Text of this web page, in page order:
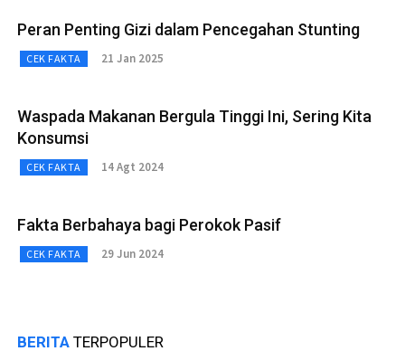
Peran Penting Gizi dalam Pencegahan Stunting
CEK FAKTA 21 Jan 2025
Waspada Makanan Bergula Tinggi Ini, Sering Kita
Konsumsi
CEK FAKTA 14 Agt 2024
Fakta Berbahaya bagi Perokok Pasif
CEK FAKTA 29 Jun 2024
BERITA TERPOPULER